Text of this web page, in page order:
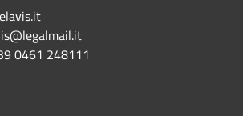
0461 248111